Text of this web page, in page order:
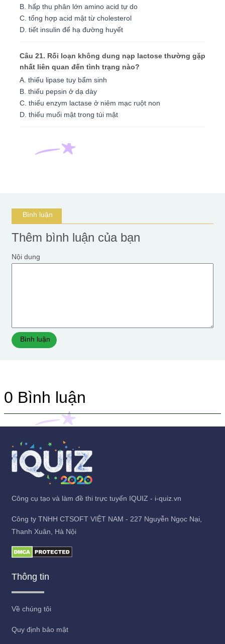
B. hấp thu phân lớn amino acid tự do
C. tổng hợp acid mật từ cholesterol
D. tiết insulin để hạ đường huyết
Câu 21. Rối loạn không dung nạp lactose thường gặp
nhất liên quan đến tình trạng nào?
A. thiếu lipase tuy bẩm sinh
B. thiếu pepsin ở dạ dày
C. thiếu enzym lactase ở niêm mạc ruột non
D. thiếu muối mật trong túi mật
Bình luận
Thêm bình luận của bạn
Nội dung
Bình luận
0 Bình luận
Công cụ tạo và làm đề thi trực tuyến IQUIZ - i-quiz.vn
Công ty TNHH CTSOFT VIỆT NAM - 227 Nguyễn Ngọc Nại,
Thanh Xuân, Hà Nội
Thông tin
Về chúng tôi
Quy định bảo mật